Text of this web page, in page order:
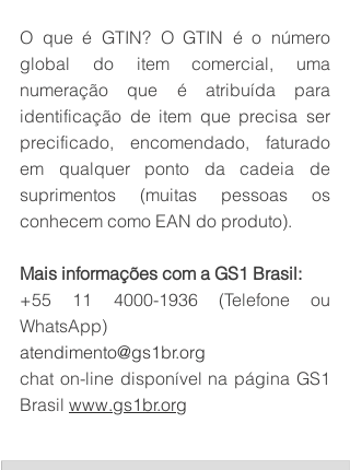
O que é GTIN? O GTIN é o número
global do item comercial, uma
numeração que é atribuída para
identificação de item que precisa ser
precificado, encomendado, faturado
em qualquer ponto da cadeia de
suprimentos (muitas pessoas os
conhecem como EAN do produto).
Mais informações com a GS1 Brasil:
+55 11 4000-1936 (Telefone ou
WhatsApp)
atendimento@gs1br.org
chat on-line disponível na página GS1
Brasil www.gs1br.org